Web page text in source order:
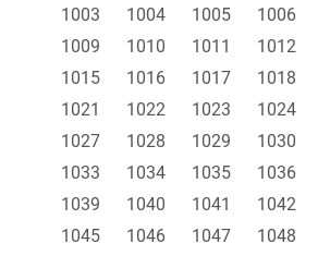
1003
1004 1005 1006
1009
1010 1011 1012
1015
1016 1017 1018
1021
1022 1023 1024
1027
1028 1029 1030
1033
1034 1035 1036
1039
1040 1041 1042
1045
1046 1047 1048